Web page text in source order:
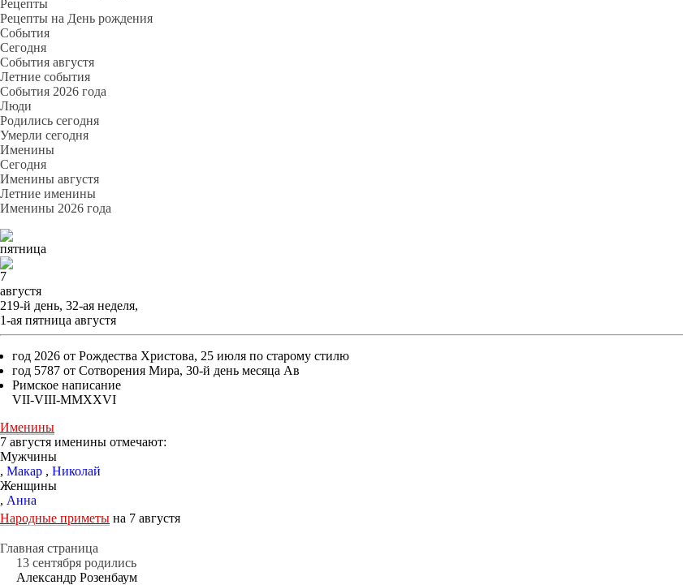
Рецепты
Рецепты на День рождения
События
Cегодня
События августя
Летние события
События 2026 года
Люди
Родились сегодня
Умерли сегодня
Именины
Cегодня
Именины августя
Летние именины
Именины 2026 года
пятница
7
августя
219-й день, 32-ая неделя,
1-ая пятница августя
год 2026 от Рождества Христова, 25 июля по старому стилю
год 5787 от Сотворения Мира, 30-й день месяца Ав
Римское написание
VII-VIII-MMXXVI
Именины
7 августя именины отмечают:
Мужчины
, Макар , Николай
Женщины
, Анна
Народные приметы на 7 августя
Главная страница
13 сентября родились
Александр Розенбаум